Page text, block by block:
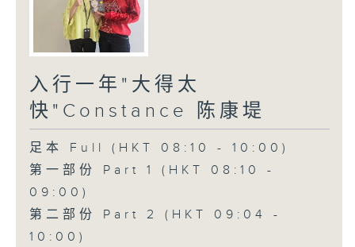
入行一年"大得太
快"Constance 陈康堤
足本 Full (HKT 08:10 - 10:00)
第一部份 Part 1 (HKT 08:10 -
09:00)
第二部份 Part 2 (HKT 09:04 -
10:00)